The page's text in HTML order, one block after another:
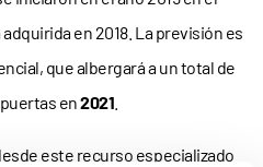
en 2018. La previsión es
que albergará a un total de
en2021
este recurso especializado